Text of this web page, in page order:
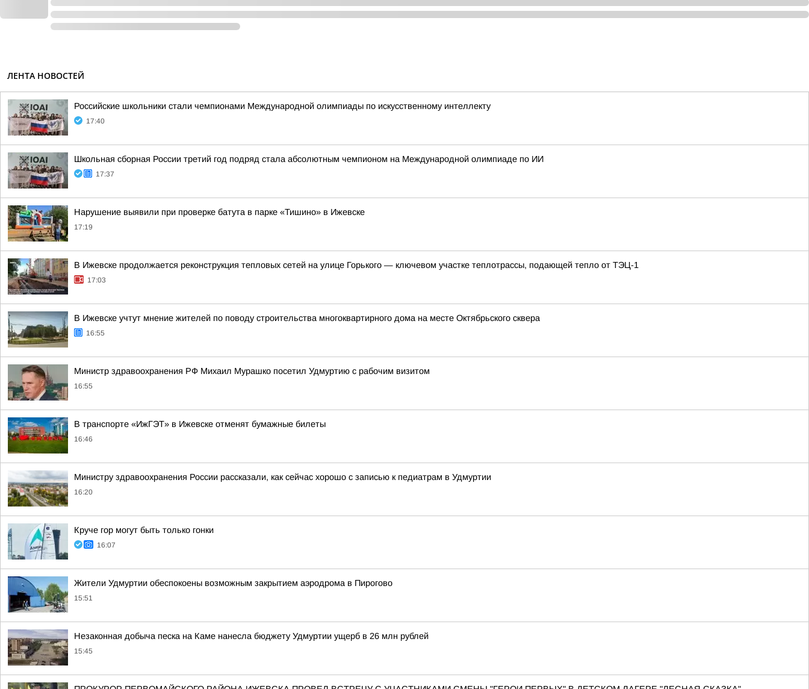
ЛЕНТА НОВОСТЕЙ
Российские школьники стали чемпионами Международной олимпиады по искусственному интеллекту
17:40
Школьная сборная России третий год подряд стала абсолютным чемпионом на Международной олимпиаде по ИИ
17:37
Нарушение выявили при проверке батута в парке «Тишино» в Ижевске
17:19
В Ижевске продолжается реконструкция тепловых сетей на улице Горького — ключевом участке теплотрассы, подающей тепло от ТЭЦ-1
17:03
В Ижевске учтут мнение жителей по поводу строительства многоквартирного дома на месте Октябрьского сквера
16:55
Министр здравоохранения РФ Михаил Мурашко посетил Удмуртию с рабочим визитом
16:55
В транспорте «ИжГЭТ» в Ижевске отменят бумажные билеты
16:46
Министру здравоохранения России рассказали, как сейчас хорошо с записью к педиатрам в Удмуртии
16:20
Круче гор могут быть только гонки
16:07
Жители Удмуртии обеспокоены возможным закрытием аэродрома в Пирогово
15:51
Незаконная добыча песка на Каме нанесла бюджету Удмуртии ущерб в 26 млн рублей
15:45